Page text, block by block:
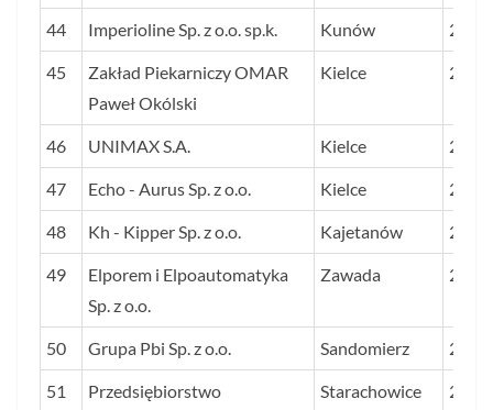
44 Imperioline Sp. z o.o. sp.k. Kunów 255
45
Zakład Piekarniczy OMAR
Paweł Okólski
Kielce 253
46 UNIMAX S.A. Kielce 235
47 Echo - Aurus Sp. z o.o. Kielce 228
48 Kh - Kipper Sp. z o.o. Kajetanów 220
49
Elporem i Elpoautomatyka
Sp. z o.o.
Zawada 206
50 Grupa Pbi Sp. z o.o. Sandomierz 205
51
Przedsiębiorstwo
Starachowice 204